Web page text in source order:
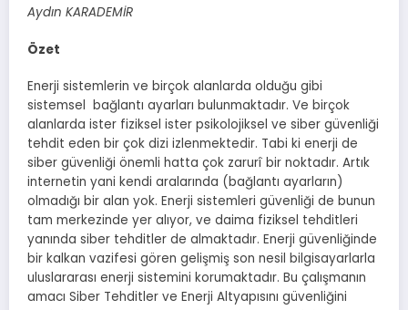
Aydın KARADEMİR
Özet
Enerji sistemlerin ve birçok alanlarda olduğu gibi
sistemsel bağlantı ayarları bulunmaktadır. Ve birçok
alanlarda ister fiziksel ister psikolojiksel ve siber güvenliği
tehdit eden bir çok dizi izlenmektedir. Tabi ki enerji de
siber güvenliği önemli hatta çok zarurî bir noktadır. Artık
internetin yani kendi aralarında (bağlantı ayarların)
olmadığı bir alan yok. Enerji sistemleri güvenliği de bunun
tam merkezinde yer alıyor, ve daima fiziksel tehditleri
yanında siber tehditler de almaktadır. Enerji güvenliğinde
bir kalkan vazifesi gören gelişmiş son nesil bilgisayarlarla
uluslararası enerji sistemini korumaktadır. Bu çalışmanın
amacı Siber Tehditler ve Enerji Altyapısını güvenliğini